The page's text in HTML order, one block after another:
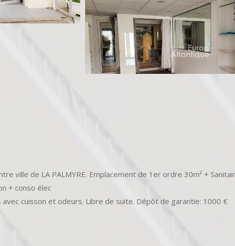
ville de LA PALMYRE. Emplacement de 1er ordre 30m² +
+ conso élec
cuisson et odeurs. Libre de suite. Dépôt de garantie: 1000 €